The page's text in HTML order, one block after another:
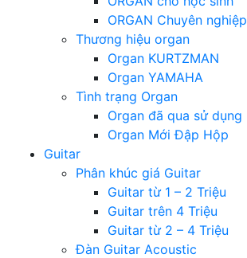
ORGAN Chuyên nghiệp
Thương hiệu organ
Organ KURTZMAN
Organ YAMAHA
Tình trạng Organ
Organ đã qua sử dụng
Organ Mới Đập Hộp
Guitar
Phân khúc giá Guitar
Guitar từ 1 – 2 Triệu
Guitar trên 4 Triệu
Guitar từ 2 – 4 Triệu
Đàn Guitar Acoustic